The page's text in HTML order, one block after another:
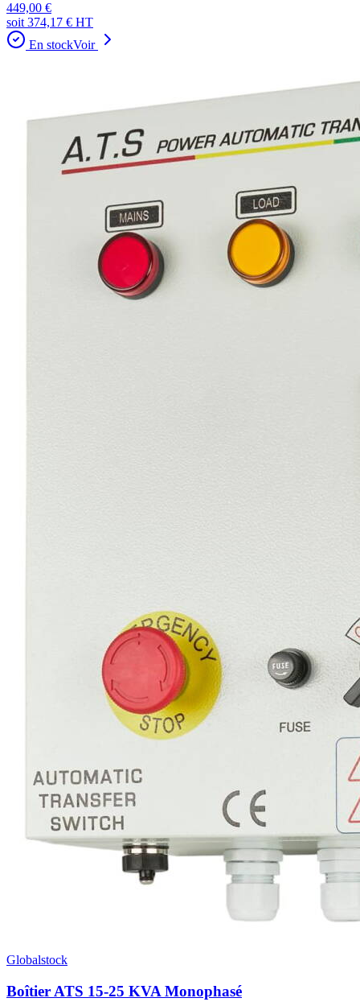
449,00 €
soit 374,17 € HT
En stockVoir
Globalstock
Boîtier ATS 15-25 KVA Monophasé